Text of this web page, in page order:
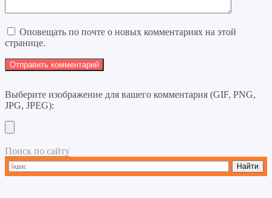
Оповещать по почте о новых комментариях на этой
странице.
Выберите изображение для вашего комментария (GIF, PNG,
JPG, JPEG):
Поиск по сайту